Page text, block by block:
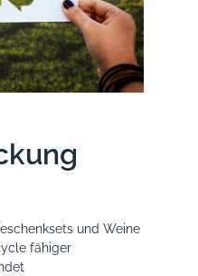
und Weine
fähiger